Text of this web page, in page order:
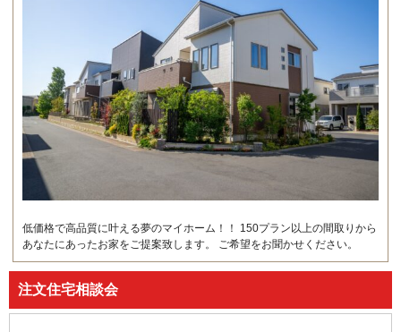
低価格で高品質に叶える夢のマイホーム！！ 150プラン以上の間取りから
あなたにあったお家をご提案致します。 ご希望をお聞かせください。
注文住宅相談会